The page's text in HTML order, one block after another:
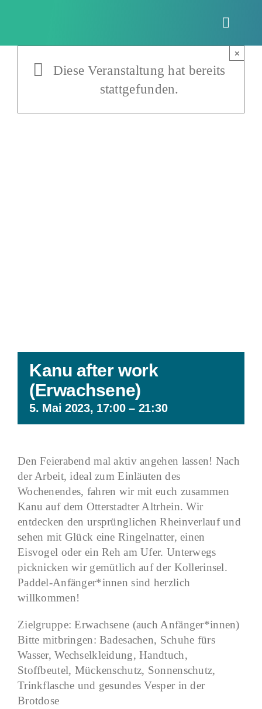
Toggle
Diese Veranstaltung hat bereits
stattgefunden.
×
Kanu after work
(Erwachsene)
5. Mai 2023, 17:00– 21:30
Den Feierabend mal aktiv angehen lassen! Nach
der Arbeit, ideal zum Einläuten des
Wochenendes, fahren wir mit euch zusammen
Kanu auf dem Otterstadter Altrhein. Wir
entdecken den ursprünglichen Rheinverlauf und
sehen mit Glück eine Ringelnatter, einen
Eisvogel oder ein Reh am Ufer. Unterwegs
picknicken wir gemütlich auf der Kollerinsel.
Paddel-Anfänger*innen sind herzlich
willkommen!
Zielgruppe: Erwachsene (auch Anfänger*innen)
Bitte mitbringen: Badesachen, Schuhe fürs
Wasser, Wechselkleidung, Handtuch,
Stoffbeutel, Mückenschutz, Sonnenschutz,
Trinkflasche und gesundes Vesper in der
Brotdose